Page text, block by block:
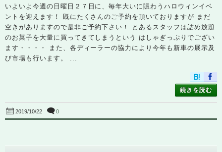
いよいよ今週の日曜日２７日に、毎年大いに賑わうハロウィンイベ
ントを迎えます！ 既にたくさんのご予約を頂いておりますが まだ
空きがありますので是非ご予約下さい！ とあるスタッフは詰め放題
のお菓子を大量に買ってきてしまうという はしゃぎっぷりでござい
ます・・・・ また、各ディーラーの協力により今年も新車の展示及
び市場も行います。 ...
続きを読む
2019/10/22 0